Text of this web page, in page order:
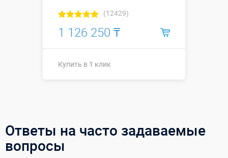
(12429)
1 126 250 ₸
Купить в 1 клик
Ответы на часто задаваемые
вопросы